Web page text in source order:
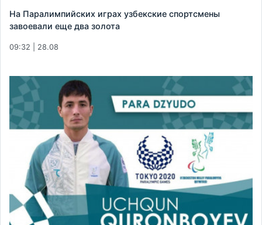
На Паралимпийских играх узбекские спортсмены
завоевали еще два золота
09:32 | 28.08